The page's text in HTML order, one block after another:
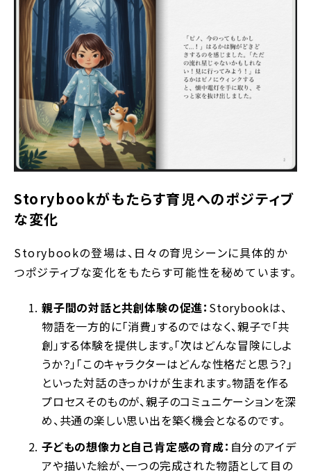
Storybookがもたらす育児へのポジティブ
な変化
Storybookの登場は、日々の育児シーンに具体的か
つポジティブな変化をもたらす可能性を秘めています。
親子間の対話と共創体験の促進： Storybookは、
物語を一方的に「消費」するのではなく、親子で「共
創」する体験を提供します。「次はどんな冒険にしよ
うか？」「このキャラクターはどんな性格だと思う？」
といった対話のきっかけが生まれます。物語を作る
プロセスそのものが、親子のコミュニケーションを深
め、共通の楽しい思い出を築く機会となるのです。
子どもの想像力と自己肯定感の育成： 自分のアイデ
アや描いた絵が、一つの完成された物語として目の